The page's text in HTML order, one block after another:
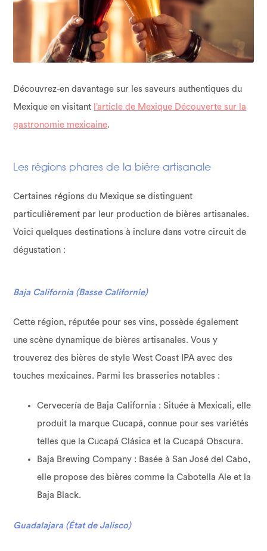
Découvrez-en davantage sur les saveurs authentiques du
Mexique en visitant l’article de Mexique Découverte sur la
gastronomie mexicaine.
Les régions phares de la bière artisanale
Certaines régions du Mexique se distinguent
particulièrement par leur production de bières artisanales.
Voici quelques destinations à inclure dans votre circuit de
dégustation :
Baja California (Basse Californie)
Cette région, réputée pour ses vins, possède également
une scène dynamique de bières artisanales. Vous y
trouverez des bières de style West Coast IPA avec des
touches mexicaines. Parmi les brasseries notables :
Cervecería de Baja California : Située à Mexicali, elle
produit la marque Cucapá, connue pour ses variétés
telles que la Cucapá Clásica et la Cucapá Obscura.
Baja Brewing Company : Basée à San José del Cabo,
elle propose des bières comme la Cabotella Ale et la
Baja Black.
Guadalajara (État de Jalisco)